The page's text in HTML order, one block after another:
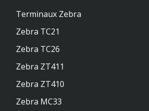
Terminaux Zebra
Zebra TC21
Zebra TC26
Zebra ZT411
Zebra ZT410
Zebra MC33